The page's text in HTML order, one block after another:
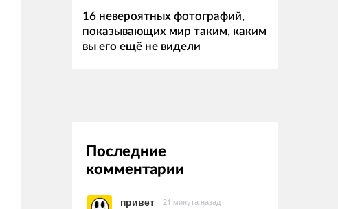
16 невероятных фотографий,
показывающих мир таким, каким
вы его ещё не видели
Последние
комментарии
привет 21 минута назад